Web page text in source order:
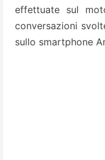
effettuate sul
conversazioni
sullo smartphone